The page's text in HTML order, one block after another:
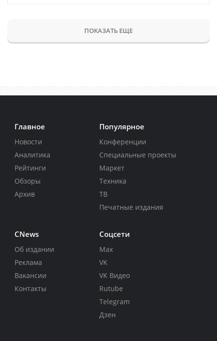
ПОКАЗАТЬ ЕЩЕ
Главное
Новости
Аналитика
Рейтинги
Обзоры
Архив
Популярное
Конференции
Специальные проекты
Маркет
Техника
ТВ
Печатные издания
CNews
Об издании
Реклама
Вакансии
Контакты
Соцсети
Max
VK
VK Видео
Rutube
Telegram
Дзен